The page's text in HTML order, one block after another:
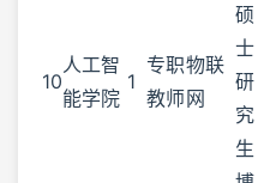
10
人工智
能学院
1
专职
教师
物联
网
硕
士
研
究
生